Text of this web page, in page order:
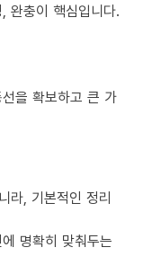
완충이 핵심입니다.
을 확보하고 큰 가
라, 기본적인 정리
명확히 맞춰두는